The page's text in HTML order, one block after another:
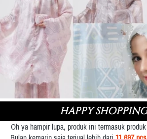
HAPPY
Oh ya hampir lupa, produk ini termasuk produk